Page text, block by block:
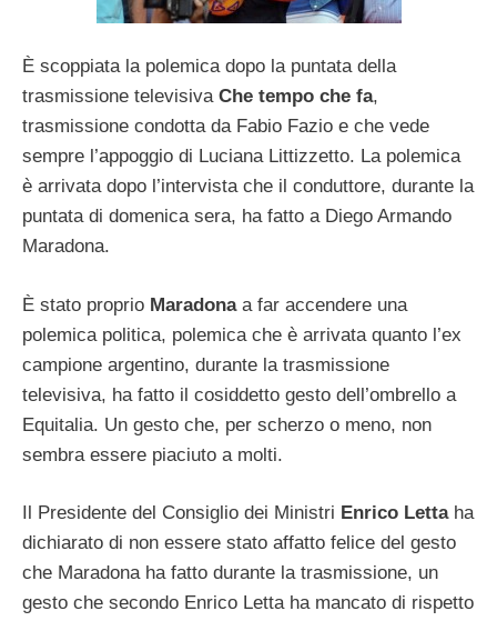
È scoppiata la polemica dopo la puntata della
trasmissione televisiva Che tempo che fa,
trasmissione condotta da Fabio Fazio e che vede
sempre l’appoggio di Luciana Littizzetto. La polemica
è arrivata dopo l’intervista che il conduttore, durante la
puntata di domenica sera, ha fatto a Diego Armando
Maradona.
È stato proprio Maradonaa far accendere una
polemica politica, polemica che è arrivata quanto l’ex
campione argentino, durante la trasmissione
televisiva, ha fatto il cosiddetto gesto dell’ombrello a
Equitalia. Un gesto che, per scherzo o meno, non
sembra essere piaciuto a molti.
Il Presidente del Consiglio dei Ministri Enrico Lettaha
dichiarato di non essere stato affatto felice del gesto
che Maradona ha fatto durante la trasmissione, un
gesto che secondo Enrico Letta ha mancato di rispetto